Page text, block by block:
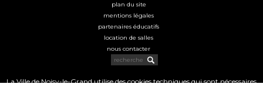
plan du site
mentions légales
partenaires éducatifs
location de salles
nous contacter
La Ville de Noisy-le-Grand utilise des cookies techniques qui sont nécessaires